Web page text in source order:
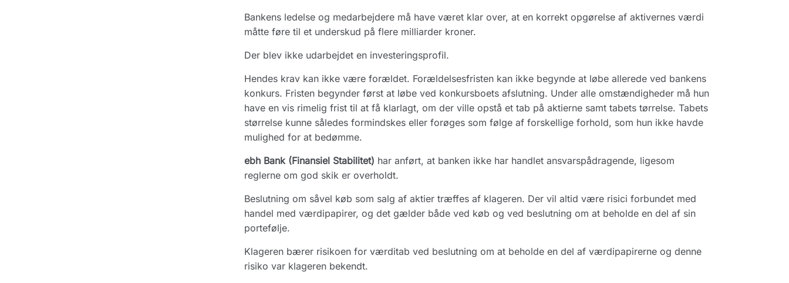
Bankens ledelse og medarbejdere må have været klar over, at en korrekt opgørelse af aktivernes værdi
måtte føre til et underskud på flere milliarder kroner.
Der blev ikke udarbejdet en investeringsprofil.
Hendes krav kan ikke være forældet. Forældelsesfristen kan ikke begynde at løbe allerede ved bankens
konkurs. Fristen begynder først at løbe ved konkursboets afslutning. Under alle omstændigheder må hun
have en vis rimelig frist til at få klarlagt, om der ville opstå et tab på aktierne samt tabets tørrelse. Tabets
størrelse kunne således formindskes eller forøges som følge af forskellige forhold, som hun ikke havde
mulighed for at bedømme.
ebh Bank (Finansiel Stabilitet) har anført, at banken ikke har handlet ansvarspådragende, ligesom
reglerne om god skik er overholdt.
Beslutning om såvel køb som salg af aktier træffes af klageren. Der vil altid være risici forbundet med
handel med værdipapirer, og det gælder både ved køb og ved beslutning om at beholde en del af sin
portefølje.
Klageren bærer risikoen for værditab ved beslutning om at beholde en del af værdipapirerne og denne
risiko var klageren bekendt.